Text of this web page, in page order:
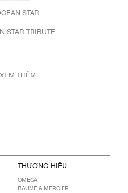
STAR
STAR TRIBUTE
XEM THÊM
THƯƠNG HIỆU
OMEGA
BAUME & MERCIER